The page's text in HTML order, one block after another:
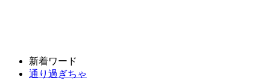
新着ワード
通り過ぎちゃ